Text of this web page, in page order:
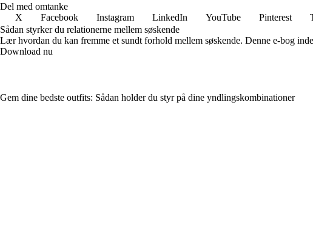
Del med omtanke
X
Facebook Instagram LinkedIn YouTube Pinterest
Sådan styrker du relationerne mellem søskende
Lær hvordan du kan fremme et sundt forhold mellem søskende. Denne e-bog
Download nu
Gem dine bedste outfits: Sådan holder du styr på dine yndlingskombinationer